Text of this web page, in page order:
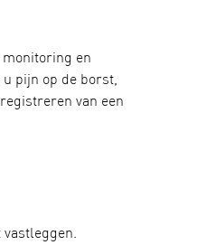
en
pijn op de borst,
van een